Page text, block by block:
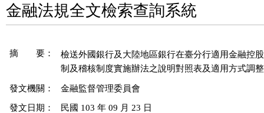
金融法規全文檢索查詢系統
摘 要： 檢送外國銀行及大陸地區銀行在臺分行適用金融控
發文機關： 金融監督管理委員會
發文日期： 民國 103 年 09 月 23 日